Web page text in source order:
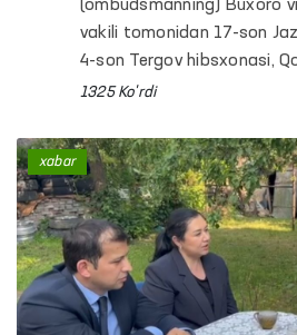
(ombudsmanning) Buxoro
vakili tomonidan 17-son
4-son Tergov hibsxonasi,
Vaqtincha saqlash
ixtisoslashtirilgan ruhiy
tibbiyot markazining
Buxoro viloyat filialiga
amalga oshirildi.
1325 Ko'rdi
xabar